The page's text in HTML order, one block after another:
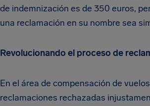
de indemnización es de 350 euros,
una reclamación en su nombre sea
Revolucionando el proceso de
En el área de compensación de
reclamaciones rechazadas